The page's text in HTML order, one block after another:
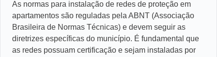
As normas para instalação de redes de proteção em
apartamentos são reguladas pela ABNT (Associação
Brasileira de Normas Técnicas) e devem seguir as
diretrizes específicas do município. É fundamental que
as redes possuam certificação e sejam instaladas por